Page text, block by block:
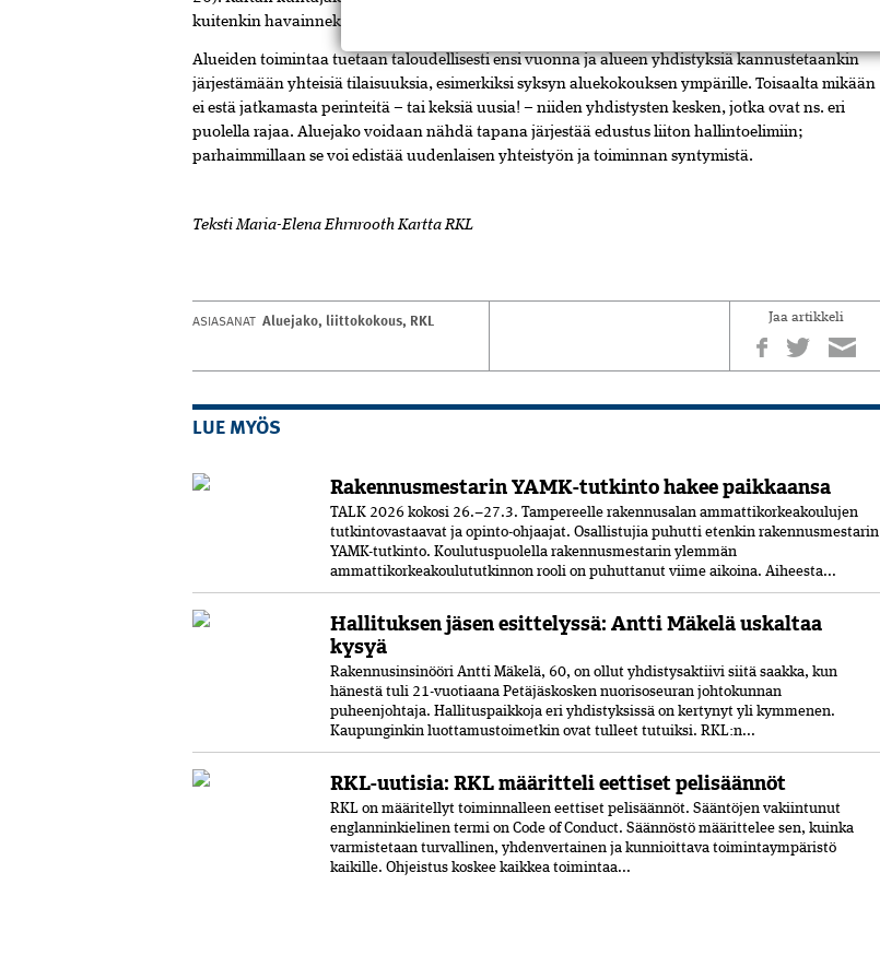
kuitenkin havainnekuvana.
Alueiden toimintaa tuetaan taloudellisesti ensi vuonna ja alueen yhdistyksiä kannustetaankin
järjestämään yhteisiä tilaisuuksia, esimerkiksi syksyn aluekokouksen ympärille. Toisaalta mikään
ei estä jatkamasta perinteitä – tai keksiä uusia! – niiden yhdistysten kesken, jotka ovat ns. eri
puolella rajaa. Aluejako voidaan nähdä tapana järjestää edustus liiton hallinto­elimiin;
parhaimmillaan se voi edistää uudenlaisen yhteistyön ja toiminnan syntymistä.
Teksti Maria-Elena Ehrnrooth Kartta RKL
ASIASANAT Aluejako, liittokokous, RKL Jaa artikkeli
LUE MYÖS
Rakennusmestarin YAMK-tutkinto hakee paikkaansa
TALK 2026 kokosi 26.–27.3. Tampereelle rakennusalan ammattikorkeakoulujen
tutkintovastaavat ja opinto-ohjaajat. Osallistujia puhutti etenkin rakennusmestarin
YAMK-tutkinto. Koulutuspuolella rakennusmestarin ylemmän
ammattikorkeakoulututkinnon rooli on puhuttanut viime ­aikoina. ­Aiheesta...
Hallituksen jäsen esittelyssä: Antti Mäkelä uskaltaa
kysyä
Rakennusinsinööri Antti Mäkelä, 60, on ollut yhdistysaktiivi siitä saakka, kun
hänestä tuli 21-vuo­tiaana Petäjäskosken nuoriso­seuran johtokunnan
puheenjohtaja. Hallituspaikkoja eri yhdistyksissä on kertynyt yli kymmenen.
Kaupunginkin luottamustoimetkin ovat tulleet tutuiksi. RKL:n...
RKL-uutisia: RKL määritteli eettiset pelisäännöt
RKL on määritellyt toiminnalleen eettiset peli­säännöt. Sääntöjen vakiintunut
englanninkielinen termi on Code of Conduct. Säännöstö määrittelee sen, kuinka
varmistetaan turvallinen, yhdenvertainen ja kun­nioittava toimintaympäristö
kaikille. Ohjeistus koskee kaikkea toimintaa...